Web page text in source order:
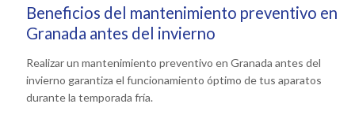
Beneficios del mantenimiento preventivo en
Granada antes del invierno
Realizar un mantenimiento preventivo en Granada antes del
invierno garantiza el funcionamiento óptimo de tus aparatos
durante la temporada fría.